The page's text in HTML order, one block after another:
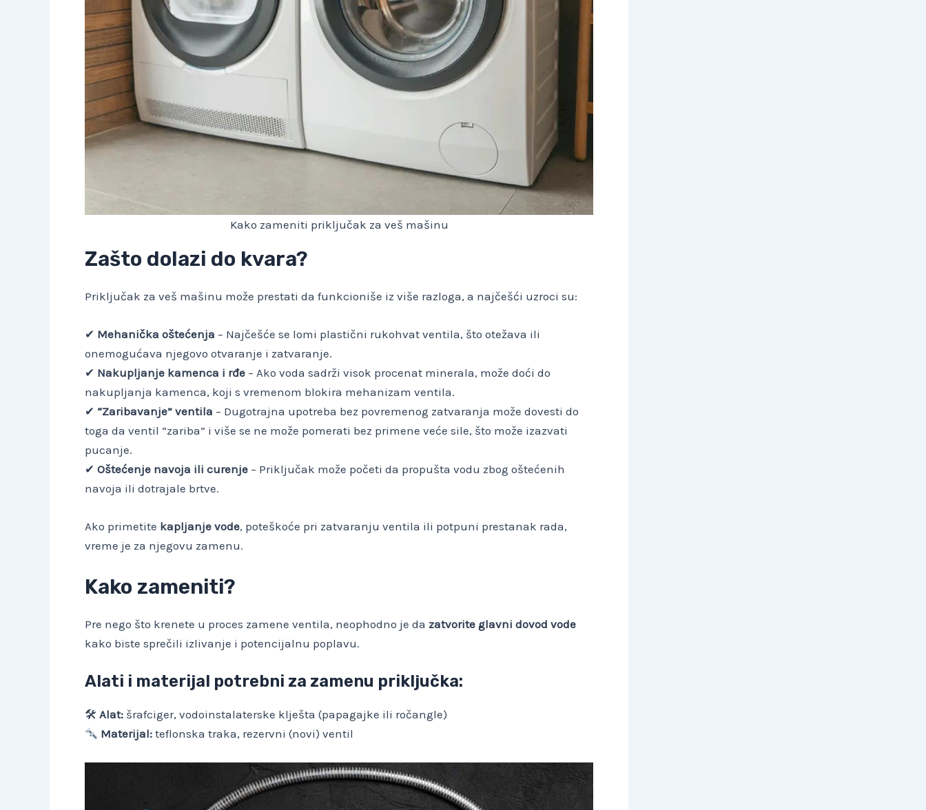
Kako zameniti priključak za veš mašinu
Zašto dolazi do kvara?
Priključak za veš mašinu može prestati da funkcioniše iz više razloga, a najčešći uzroci su:
✔ Mehanička oštećenja – Najčešće se lomi plastični rukohvat ventila, što otežava ili
onemogućava njegovo otvaranje i zatvaranje.
✔ Nakupljanje kamenca i rđe – Ako voda sadrži visok procenat minerala, može doći do
nakupljanja kamenca, koji s vremenom blokira mehanizam ventila.
✔ “Zaribavanje” ventila – Dugotrajna upotreba bez povremenog zatvaranja može dovesti do
toga da ventil “zariba” i više se ne može pomerati bez primene veće sile, što može izazvati
pucanje.
✔ Oštećenje navoja ili curenje – Priključak može početi da propušta vodu zbog oštećenih
navoja ili dotrajale brtve.
Ako primetite kapljanje vode, poteškoće pri zatvaranju ventila ili potpuni prestanak rada,
vreme je za njegovu zamenu.
Kako zameniti?
Pre nego što krenete u proces zamene ventila, neophodno je da zatvorite glavni dovod vode
kako biste sprečili izlivanje i potencijalnu poplavu.
Alati i materijal potrebni za zamenu priključka:
🛠 Alat: šrafciger, vodoinstalaterske klješta (papagajke ili ročangle)
Materijal: teflonska traka, rezervni (novi) ventil